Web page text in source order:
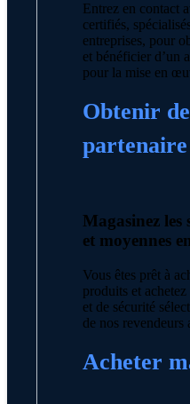
Entrez en contact
certifiés,
entreprises, pour
et bénéficier d’un
pour la mise en
Obtenir
partenaire
Magasinez
et moyennes
Vous êtes prêt à
produits et achetez
et de sécurité
de nos revendeurs
Acheter